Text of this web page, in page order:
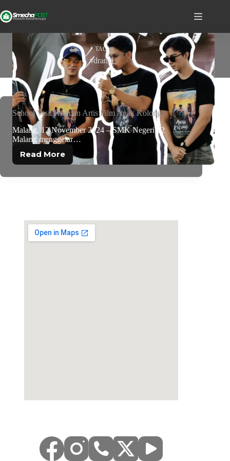
TAG
#drama
School Visit Kru dan Artis Film Anak Kolong
Malang, 12 November 2024 – SMK Negeri 12
Malang menggelar…
Read More